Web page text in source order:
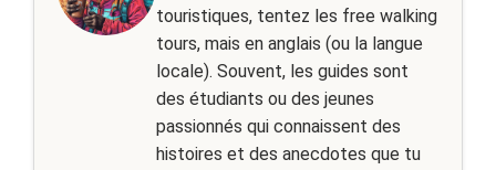
touristiques, tentez les free walking
tours, mais en anglais (ou la langue
locale). Souvent, les guides sont
des étudiants ou des jeunes
passionnés qui connaissent des
histoires et des anecdotes que tu